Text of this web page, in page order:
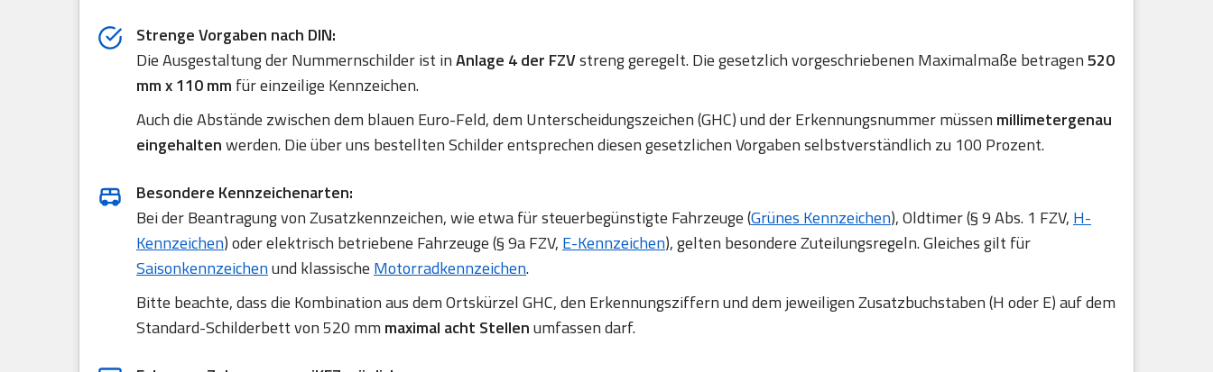
Strenge Vorgaben nach DIN:
Die Ausgestaltung der Nummernschilder ist inAnlage 4 der FZVstreng geregelt. Die gesetzlich vorgeschriebenen Maximalmaße betragen520
mm x 110 mm für einzeilige Kennzeichen.
Auch die Abstände zwischen dem blauen Euro-Feld, dem Unterscheidungszeichen (GHC) und der Erkennungsnummer müssen millimetergenau
eingehaltenwerden. Die über uns bestellten Schilder entsprechen diesen gesetzlichen Vorgaben selbstverständlich zu 100 Prozent.
Besondere Kennzeichenarten:
Bei der Beantragung von Zusatzkennzeichen, wie etwa für steuerbegünstigte Fahrzeuge (Grünes Kennzeichen), Oldtimer (§ 9 Abs. 1 FZV, H-
Kennzeichen) oder elektrisch betriebene Fahrzeuge (§ 9a FZV, E-Kennzeichen), gelten besondere Zuteilungsregeln. Gleiches gilt für
Saisonkennzeichenund klassische Motorradkennzeichen.
Bitte beachte, dass die Kombination aus dem Ortskürzel GHC, den Erkennungsziffern und dem jeweiligen Zusatzbuchstaben (H oder E) auf dem
Standard-Schilderbett von 520 mm maximal acht Stellenumfassen darf.